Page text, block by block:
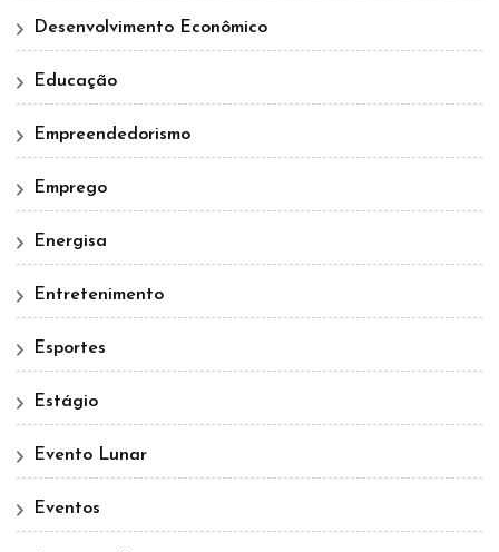
Desenvolvimento Econômico
Educação
Empreendedorismo
Emprego
Energisa
Entretenimento
Esportes
Estágio
Evento Lunar
Eventos